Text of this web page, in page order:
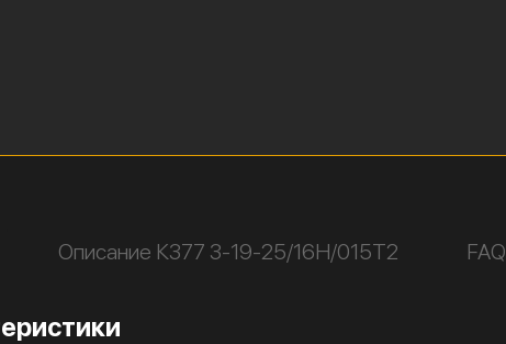
Описание К377 3-19-25/16Н/015Т2 FAQ